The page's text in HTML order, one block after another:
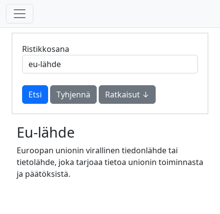
Ristikkosana
Tyhjennä Ratkaisut ↓
Eu-lähde
Euroopan unionin virallinen tiedonlähde tai
tietolähde, joka tarjoaa tietoa unionin toiminnasta
ja päätöksistä.